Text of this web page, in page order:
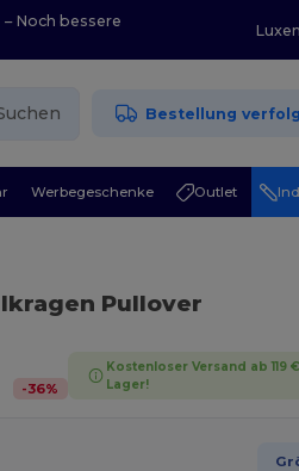
Noch bessere
Bestellung
Werbegeschenke Outlet
Pullover
-36%
Kostenloser Versand ab 119
Lager!